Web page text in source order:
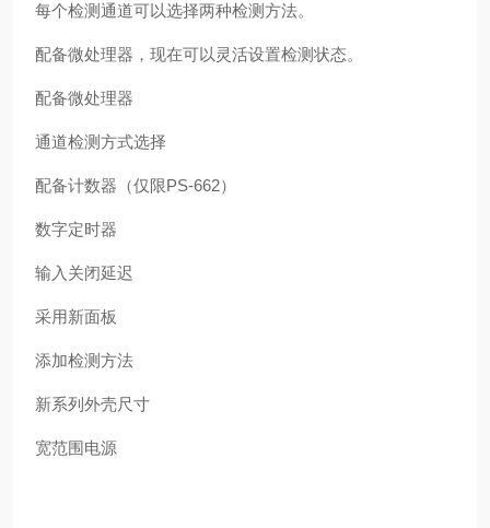
每个检测通道可以选择两种检测方法。
配备微处理器，现在可以灵活设置检测状态。
配备微处理器
通道检测方式选择
配备计数器（仅限PS-662）
数字定时器
输入关闭延迟
采用新面板
添加检测方法
新系列外壳尺寸
宽范围电源